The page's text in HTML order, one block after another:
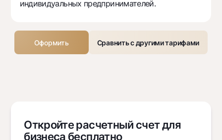
индивидуальных предпринимателей.
Оформить Сравнить с другими тарифами
Откройте расчетный счет для
бизнеса бесплатно